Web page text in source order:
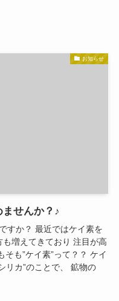
お知らせ
せんか？♪
すか？ 最近ではケイ素を
増えてきており 注目が高
も”ケイ素”って？？ ケイ
リカ”のことで、 鉱物の